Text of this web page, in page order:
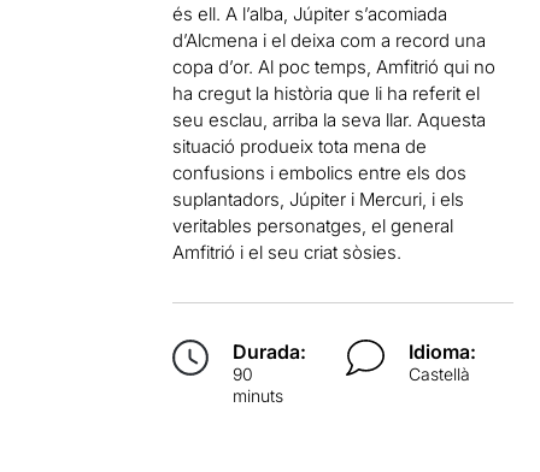
és ell. A l’alba, Júpiter s’acomiada
d’Alcmena i el deixa com a record una
copa d’or. Al poc temps, Amfitrió qui no
ha cregut la història que li ha referit el
seu esclau, arriba la seva llar. Aquesta
situació produeix tota mena de
confusions i embolics entre els dos
suplantadors, Júpiter i Mercuri, i els
veritables personatges, el general
Amfitrió i el seu criat sòsies.
Durada:
90
minuts
Idioma:
Castellà